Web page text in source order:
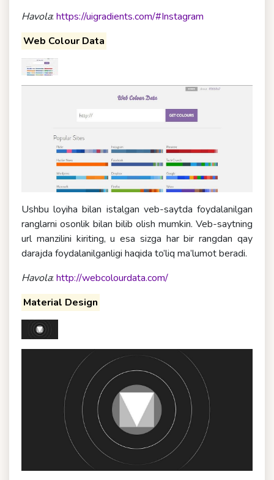
Havola: https://uigradients.com/#Instagram
Web Colour Data
Ushbu loyiha bilan istalgan veb-saytda foydalanilgan
ranglarni osonlik bilan bilib olish mumkin. Veb-saytning
url manzilini kiriting, u esa sizga har bir rangdan qay
darajda foydalanilganligi haqida to’liq ma’lumot beradi.
Havola: http://webcolourdata.com/
Material Design